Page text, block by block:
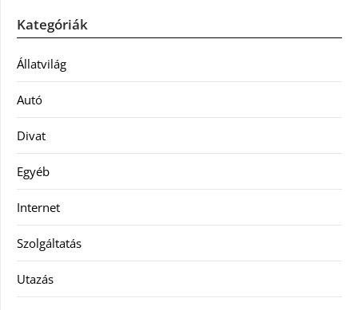
Kategóriák
Állatvilág
Autó
Divat
Egyéb
Internet
Szolgáltatás
Utazás